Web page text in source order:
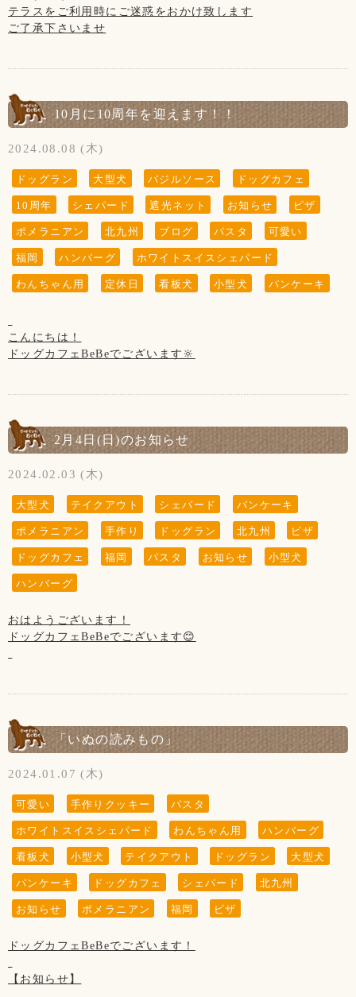
テラスをご利用時にご迷惑をおかけ致します
ご了承下さいませ
7日、14日、21日、28日の木曜日と
第3水曜日の20日です
10月に10周年を迎えます！！
2024.08.08 (木)
ドッグラン 大型犬 バジルソース ドッグカフェ
10周年 シェパード 遮光ネット お知らせ ピザ
ポメラニアン 北九州 ブログ パスタ 可愛い
福岡 ハンバーグ ホワイトスイスシェパード
わんちゃん用 定休日 看板犬 小型犬 パンケーキ
こんにちは！
ドッグカフェBeBeでございます‪🔆‬
その記念の1つとしてテラスを新しく
改築しました！
今は猛暑でテラスのご利用が難しいですが、
気候が良くなったらテラスで快適に
是非ご利用下さいませ✨
【8月の店休日】
第3水曜日の21日です
2月4日(日)のお知らせ
2024.02.03 (木)
大型犬 テイクアウト シェパード パンケーキ
ポメラニアン 手作り ドッグラン 北九州 ピザ
ドッグカフェ 福岡 パスタ お知らせ 小型犬
ハンバーグ
おはようございます！
ドッグカフェBeBeでございます😊
ご協力よろしくお願い致します
【2月の店休日】
第3水曜日の21日です
「いぬの読みもの」
2024.01.07 (木)
可愛い 手作りクッキー パスタ
ホワイトスイスシェパード わんちゃん用 ハンバーグ
看板犬 小型犬 テイクアウト ドッグラン 大型犬
パンケーキ ドッグカフェ シェパード 北九州
お知らせ ポメラニアン 福岡 ピザ
ドッグカフェBeBeでございます！
【お知らせ】